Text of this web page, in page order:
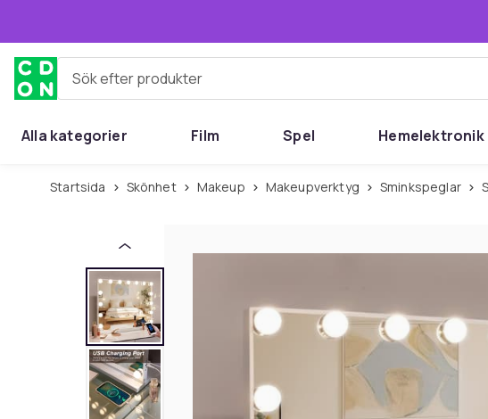
Sök efter produkter
Alla kategorier Film Spel Hemelektronik
Startsida Skönhet Makeup Makeupverktyg Sminkspeglar